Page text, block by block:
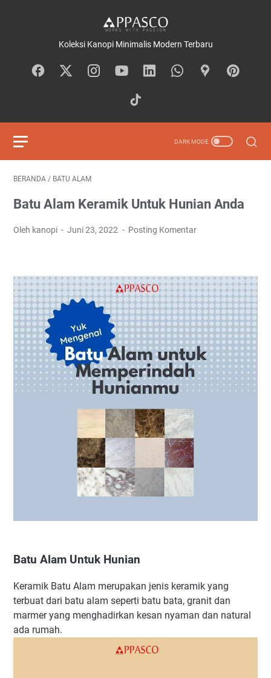
Koleksi Kanopi Minimalis Modern Terbaru
BERANDA / BATU ALAM
Batu Alam Keramik Untuk Hunian Anda
Oleh kanopi Juni 23, 2022 Posting Komentar
Batu Alam Untuk Hunian
Keramik Batu Alam merupakan jenis keramik yang
terbuat dari batu alam seperti batu bata, granit dan
marmer yang menghadirkan kesan nyaman dan natural
ada rumah.